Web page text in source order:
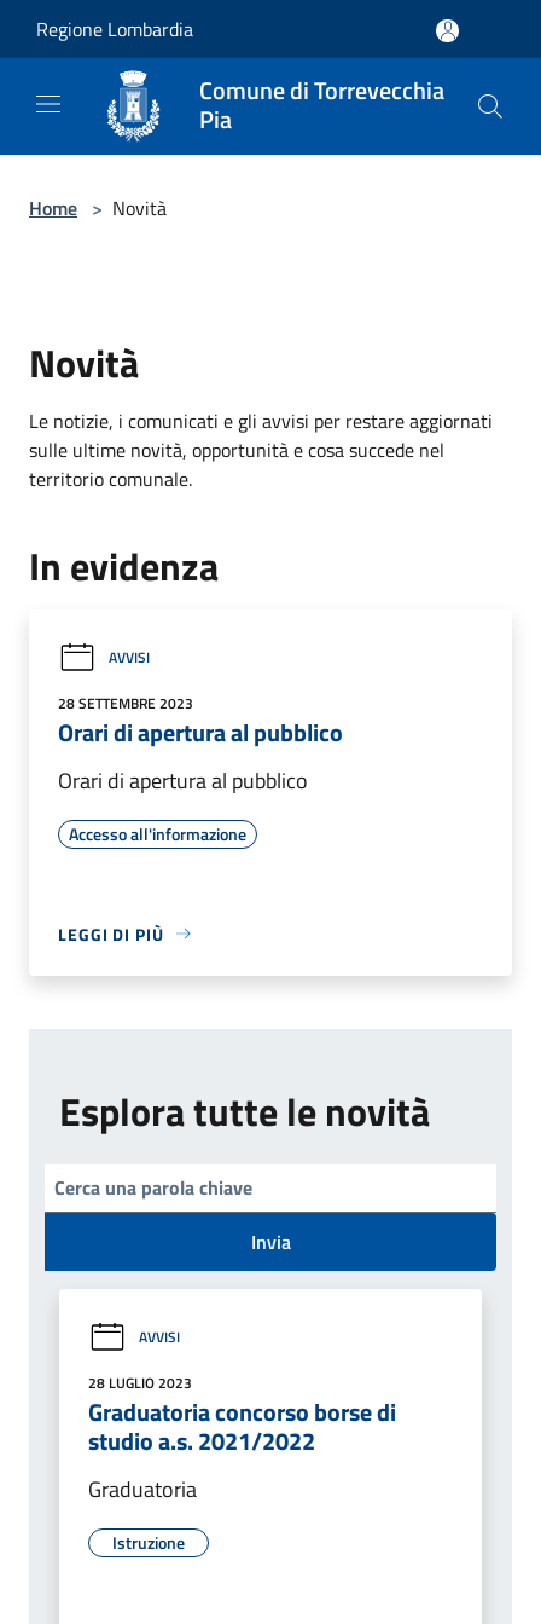
Regione Lombardia
Comune di Torrevecchia
Pia
Home > Novità
Novità
Le notizie, i comunicati e gli avvisi per restare aggiornati
sulle ultime novità, opportunità e cosa succede nel
territorio comunale.
In evidenza
AVVISI
28 SETTEMBRE 2023
Orari di apertura al pubblico
Orari di apertura al pubblico
Accesso all'informazione
LEGGI DI PIÙ
Esplora tutte le novità
Invia
AVVISI
28 LUGLIO 2023
Graduatoria concorso borse di
studio a.s. 2021/2022
Graduatoria
Istruzione